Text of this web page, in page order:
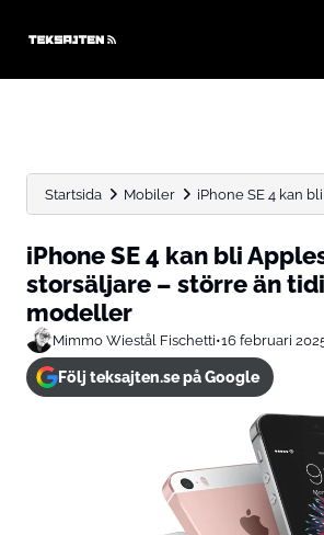
Startsida Mobiler iPhone SE 4 kan
iPhone SE 4 kan bli
storsäljare – större än
modeller
Mimmo Wiestål Fischetti•16 februari
Följ teksajten.se på Google